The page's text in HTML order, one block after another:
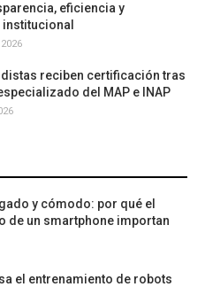
eficiencia y
reciben certificación tras
del MAP e INAP
y cómodo: por qué el
de un smartphone importan
el entrenamiento de robots